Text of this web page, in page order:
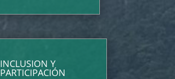
INCLUSION Y
PARTICIPACIÓN